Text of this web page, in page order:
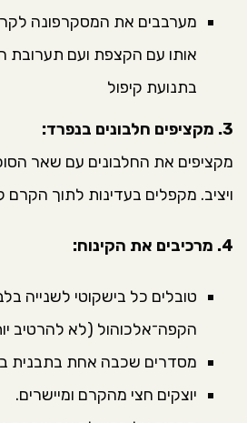
מערבבים את המסקרפונה
אותו עם הקצפת ועם תערובת
בתנועת קיפול
3. מקציפים חלבונים בנפרד:
מקציפים את החלבונים עם שאר
ויציב. מקפלים בעדינות לתוך הקרם
4. מרכיבים את הקינוח:
טובלים כל בישקוטי לשנייה
הקפה־אלכוהול (לא להרטיב
מסדרים שכבה אחת בתבנית בגודל
יוצקים חצי מהקרם ומיישרים.